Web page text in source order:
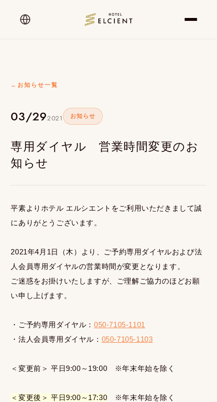
← お知らせ一覧
03/292021 お知らせ
専用ダイヤル 営業時間変更のお
知らせ
平素よりホテル エルシエントをご利用いただきまして誠
にありがとうございます。
2021年4月1日（木）より、ご予約専用ダイヤルおよび法
人会員専用ダイヤルの営業時間が変更となります。
ご迷惑をお掛けいたしますが、ご理解ご協力のほどお願
い申し上げます。
・ご予約専用ダイヤル： 050-7105-1101
・法人会員専用ダイヤル： 050-7105-1103
＜変更前＞ 平日9:00～19:00 ※年末年始を除く
＜変更後＞ 平日9:00～17:30 ※年末年始を除く